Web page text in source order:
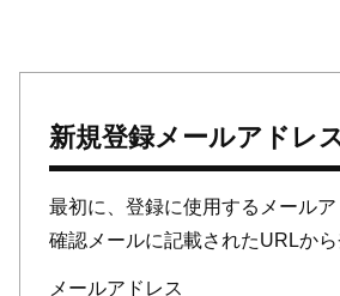
新規登録メールアドレ
最初に、登録に使用するメール
確認メールに記載されたURLか
メールアドレス